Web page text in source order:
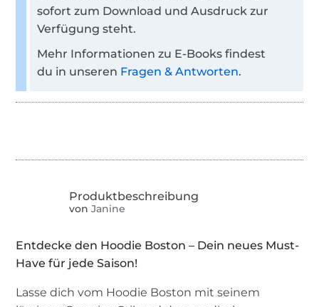
sofort zum Download und Ausdruck zur
Verfügung steht.
Mehr Informationen zu E-Books findest
du in unseren Fragen & Antworten.
von Janine
Entdecke den Hoodie Boston – Dein neues Must-
Have für jede Saison!
Lasse dich vom Hoodie Boston mit seinem